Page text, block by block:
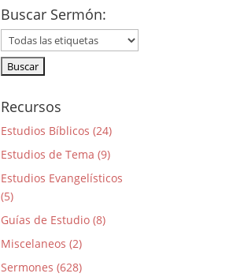
Buscar Sermón:
Recursos
Estudios Bíblicos (24)
Estudios de Tema (9)
Estudios Evangelísticos
(5)
Guías de Estudio (8)
Miscelaneos (2)
Sermones (628)